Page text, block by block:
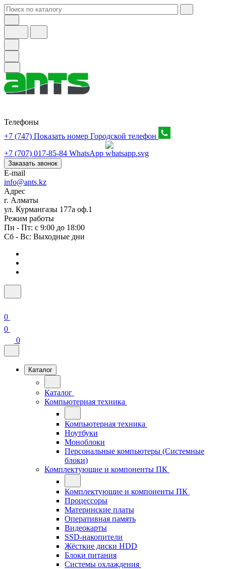
Телефоны
+7 (747) Показать номер Городской телефон
+7 (707) 017-85-84 WhatsApp
Заказать звонок
E-mail
info@ants.kz
Адрес
г. Алматы
ул. Курмангазы 177а оф.1
Режим работы
Пн - Пт: с 9:00 до 18:00
Сб - Вс: Выходные дни
0
0
0
Каталог
Каталог
Компьютерная техника
Компьютерная техника
Ноутбуки
Моноблоки
Персональные компьютеры (Системные
блоки)
Комплектующие и компоненты ПК
Комплектующие и компоненты ПК
Процессоры
Материнские платы
Оперативная память
Видеокарты
SSD-накопители
Жёсткие диски HDD
Блоки питания
Системы охлаждения